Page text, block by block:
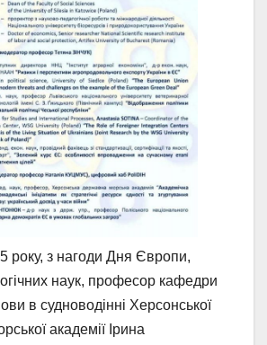
року, з нагоди Дня Європи,
наук, професор кафедри
в судноводінні Херсонської
академії Ірина